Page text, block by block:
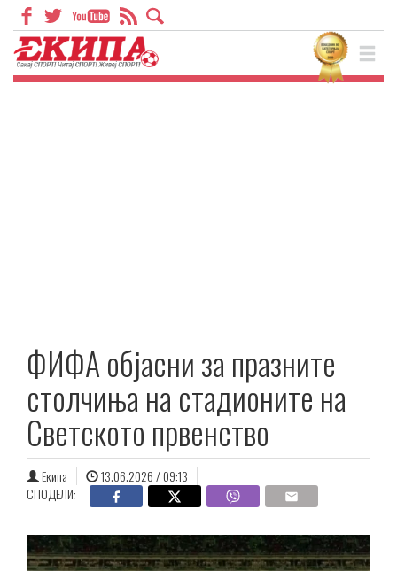
ФИФА објасни за празните
столчиња на стадионите на
Светското првенство
Екипа
13.06.2026 / 09:13
СПОДЕЛИ: